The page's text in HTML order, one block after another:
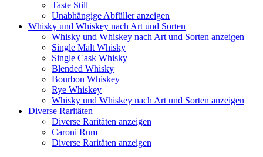
Taste Still
Unabhängige Abfüller anzeigen
Whisky und Whiskey nach Art und Sorten
Whisky und Whiskey nach Art und Sorten anzeigen
Single Malt Whisky
Single Cask Whisky
Blended Whisky
Bourbon Whiskey
Rye Whiskey
Whisky und Whiskey nach Art und Sorten anzeigen
Diverse Raritäten
Diverse Raritäten anzeigen
Caroni Rum
Diverse Raritäten anzeigen